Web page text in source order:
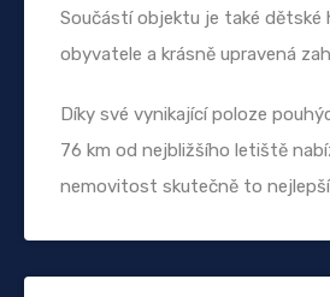
Součástí objektu je také dětské
obyvatele a krásně upravená
Díky své vynikající poloze
76 km od nejbližšího letiště
nemovitost skutečně to